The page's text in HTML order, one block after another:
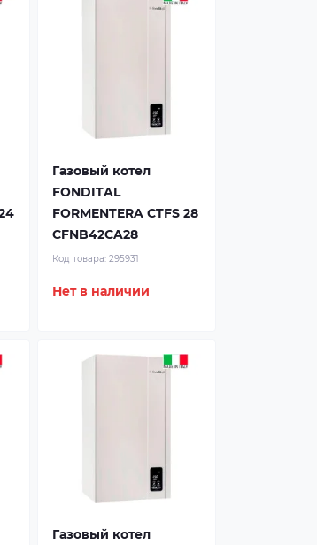
Газовый котел
FONDITAL
FORMENTERA CTFS 28
CFNB42CA28
Код товара:295931
Нет в наличии
Газовый котел